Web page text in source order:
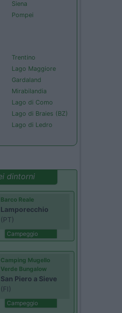
Siena
Pompei
Trentino
Lago Maggiore
Gardaland
Mirabilandia
Lago di Como
Lago di Braies (BZ)
Lago di Ledro
dintorni
Barco Reale
Lamporecchio
(PT)
Campeggio
Camping Mugello
Verde Bungalow
San Piero a Sieve
(FI)
Campeggio